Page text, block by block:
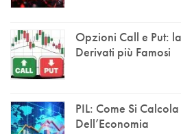
Opzioni Call e Put:
Derivati più Famosi
PIL: Come Si
Dell’Economia